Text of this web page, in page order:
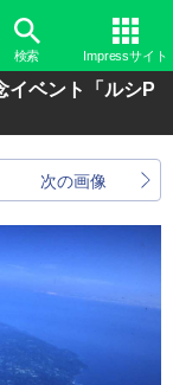
検索 Impressサイト
イベント「ルシP
次の画像